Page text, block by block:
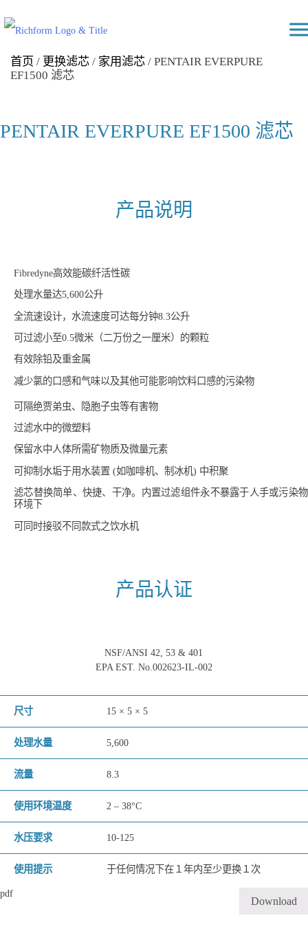
to
content
首页 / 更换滤芯 / 家用滤芯 / PENTAIR EVERPURE
EF1500 滤芯
PENTAIR EVERPURE EF1500 滤芯
产品说明
Fibredyne高效能碳纤活性碳
处理水量达5,600公升
全流速设计，水流速度可达每分钟8.3公升
可过滤小至0.5微米（二万份之一厘米）的颗粒
有效除铅及重金属
减少氯的口感和气味以及其他可能影响饮料口感的污染物
可隔绝贾弟虫、隐胞子虫等有害物
过滤水中的微塑料
保留水中人体所需矿物质及微量元素
可抑制水垢于用水装置 (如咖啡机、制冰机) 中积聚
滤芯替换简单、快捷、干净。内置过滤组件永不暴露于人手或污染物
环境下
可同时接驳不同款式之饮水机
产品认证
NSF/ANSI 42, 53 & 401
EPA EST. No.002623-IL-002
尺寸 15 × 5 × 5
处理水量 5,600
流量 8.3
使用环境温度 2 – 38°C
水压要求 10-125
使用提示 于任何情况下在１年内至少更换１次
pdf
Download